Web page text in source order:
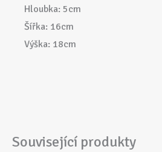
Hloubka: 5cm
Šířka: 16cm
Výška: 18cm
Související produkty